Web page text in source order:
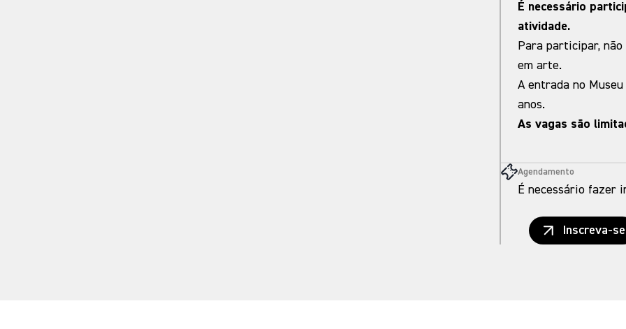
É necessário
atividade.
Para participar,
em arte.
A entrada no
anos.
As vagas são
Agendamento
É necessário fazer
Inscreva-se